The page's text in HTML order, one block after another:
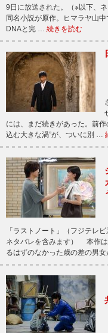
9日に放送された。（※以下、
同名小説が原作。ヒマラヤ山
DNAと完 … 続きを読む
には、まだ続きがあった。前
込む大きな渦”が、ついに別 …
「ラストノート」（フジテレ
ネタバレを含みます） 本作は
るはずのなかった歳の差の男